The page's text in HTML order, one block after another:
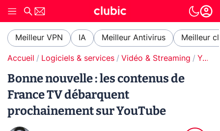
Meilleur VPN IA Meilleur Antivirus Meilleur
Accueil Logiciels & services Vidéo & Streaming YouTube
Bonne nouvelle : les contenus de
France TV débarquent
prochainement sur YouTube